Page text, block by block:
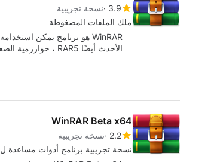
3.9 نسخة تجريبية
ملك الملفات المضغوطة
الأحدث أيضًا RAR5 ، خوارزمية الضغط…
WinRAR Beta x64
2.2 نسخة تجريبية
نسخة تجريبية برنامج أدوات مساعدة ل Windows